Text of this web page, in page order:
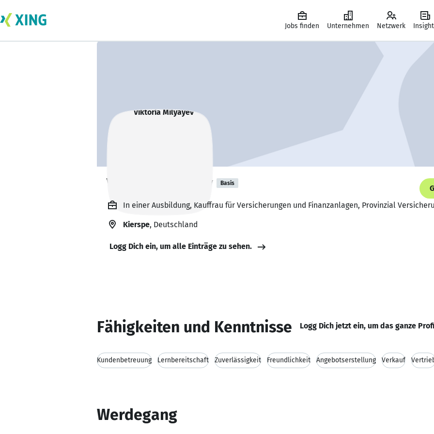
Jobs finden Unternehmen Netzwerk
Viktoria Milyayev Basis
In einer Ausbildung, Kauffrau für Versicherungen und Finanzanlagen, Provinzial
Kierspe, Deutschland
Logg Dich ein, um alle Einträge zu sehen.
Fähigkeiten und Kenntnisse Logg Dich jetzt ein, um das ganze
Kundenbetreuung Lernbereitschaft Zuverlässigkeit Freundlichkeit Angebotserstellung Verkauf
Werdegang